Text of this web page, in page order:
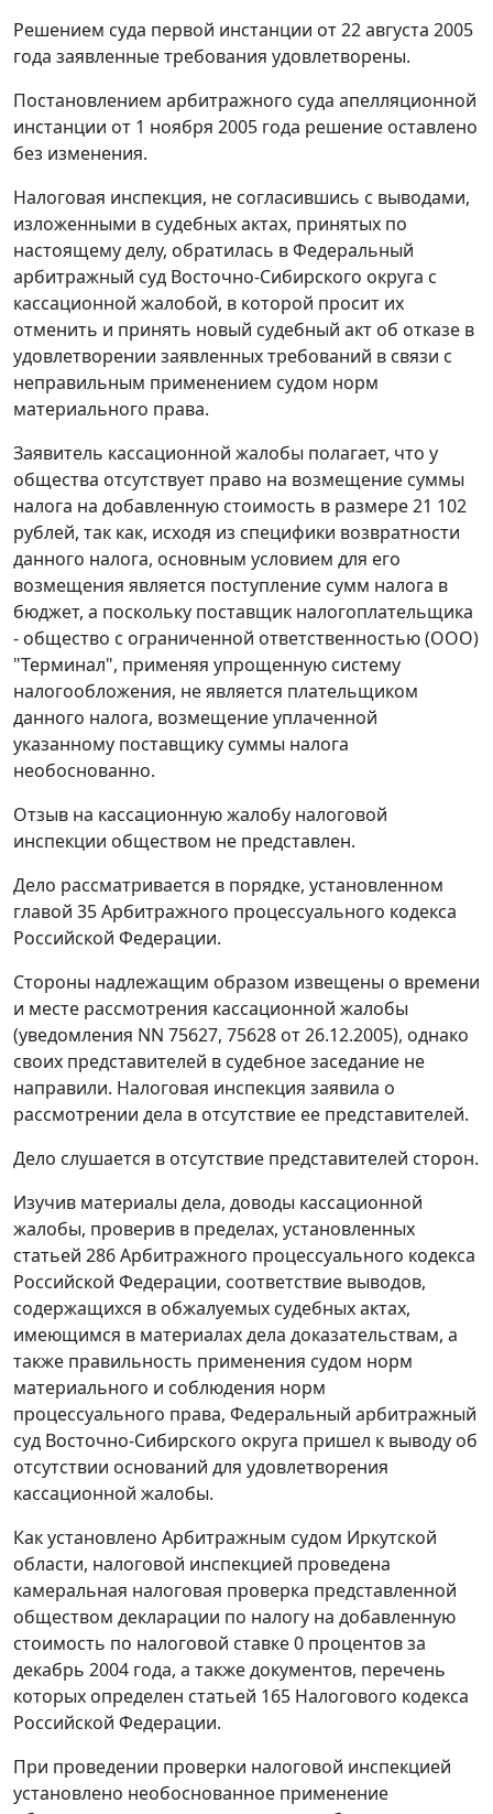
Решением суда первой инстанции от 22 августа 2005
года заявленные требования удовлетворены.
Постановлением арбитражного суда апелляционной
инстанции от 1 ноября 2005 года решение оставлено
без изменения.
Налоговая инспекция, не согласившись с выводами,
изложенными в судебных актах, принятых по
настоящему делу, обратилась в Федеральный
арбитражный суд Восточно-Сибирского округа с
кассационной жалобой, в которой просит их
отменить и принять новый судебный акт об отказе в
удовлетворении заявленных требований в связи с
неправильным применением судом норм
материального права.
Заявитель кассационной жалобы полагает, что у
общества отсутствует право на возмещение суммы
налога на добавленную стоимость в размере 21 102
рублей, так как, исходя из специфики возвратности
данного налога, основным условием для его
возмещения является поступление сумм налога в
бюджет, а поскольку поставщик налогоплательщика
- общество с ограниченной ответственностью (ООО)
"Терминал", применяя упрощенную систему
налогообложения, не является плательщиком
данного налога, возмещение уплаченной
указанному поставщику суммы налога
необоснованно.
Отзыв на кассационную жалобу налоговой
инспекции обществом не представлен.
Дело рассматривается в порядке, установленном
главой 35Арбитражного процессуального кодекса
Российской Федерации.
Стороны надлежащим образом извещены о времени
и месте рассмотрения кассационной жалобы
(уведомления NN 75627, 75628 от 26.12.2005), однако
своих представителей в судебное заседание не
направили. Налоговая инспекция заявила о
рассмотрении дела в отсутствие ее представителей.
Дело слушается в отсутствие представителей сторон.
Изучив материалы дела, доводы кассационной
жалобы, проверив в пределах, установленных
статьей 286Арбитражного процессуального кодекса
Российской Федерации, соответствие выводов,
содержащихся в обжалуемых судебных актах,
имеющимся в материалах дела доказательствам, а
также правильность применения судом норм
материального и соблюдения норм
процессуального права, Федеральный арбитражный
суд Восточно-Сибирского округа пришел к выводу об
отсутствии оснований для удовлетворения
кассационной жалобы.
Как установлено Арбитражным судом Иркутской
области, налоговой инспекцией проведена
камеральная налоговая проверка представленной
обществом декларации по налогу на добавленную
стоимость по налоговой ставке 0 процентов за
декабрь 2004 года, а также документов, перечень
которых определен статьей 165 Налогового кодекса
Российской Федерации.
При проведении проверки налоговой инспекцией
установлено необоснованное применение